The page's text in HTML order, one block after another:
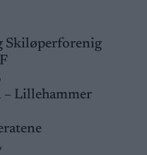
Skiløperforenig
– Lillehammer